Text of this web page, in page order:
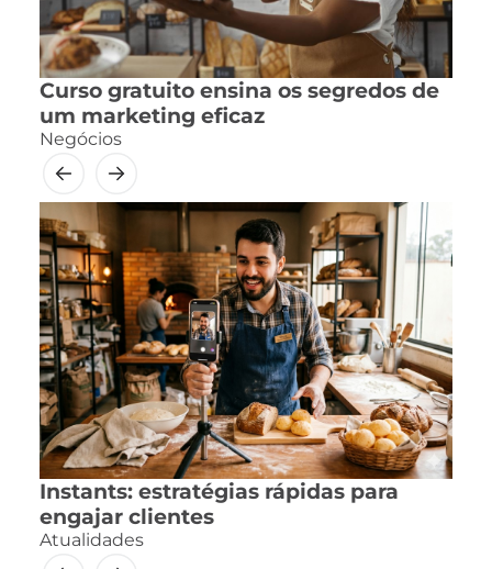
Curso gratuito ensina os segredos de
um marketing eficaz
Negócios
Instants: estratégias rápidas para
engajar clientes
Atualidades